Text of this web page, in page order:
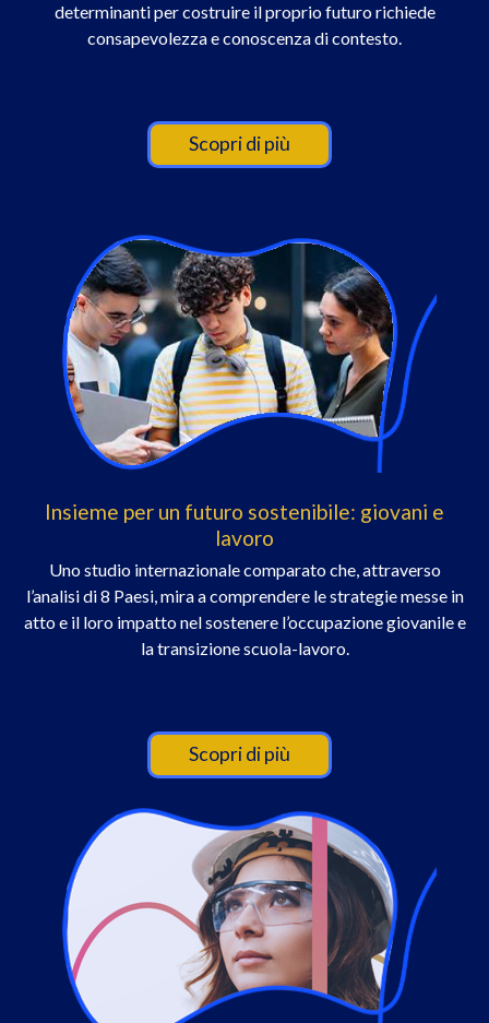
determinanti per costruire il proprio futuro richiede
consapevolezza e conoscenza di contesto.
Scopri di più
Insieme per un futuro sostenibile: giovani e
lavoro
Uno studio internazionale comparato che, attraverso
l’analisi di 8 Paesi, mira a comprendere le strategie messe in
atto e il loro impatto nel sostenere l’occupazione giovanile e
la transizione scuola-lavoro.
Scopri di più